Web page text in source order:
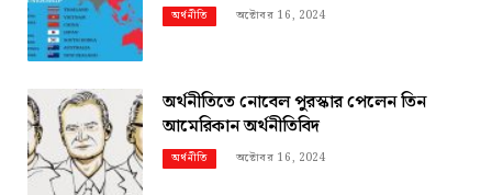
অর্থনীতি অক্টোবর 16, 2024
অর্থনীতিতে নোবেল পুরস্কার পেলেন তিন
আমেরিকান অর্থনীতিবিদ
অর্থনীতি অক্টোবর 16, 2024